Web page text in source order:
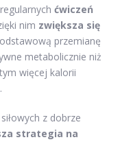
ćwiczeń
nim zwiększa się
przemianę
metabolicznie niż
więcej kalorii
z dobrze
strategia na